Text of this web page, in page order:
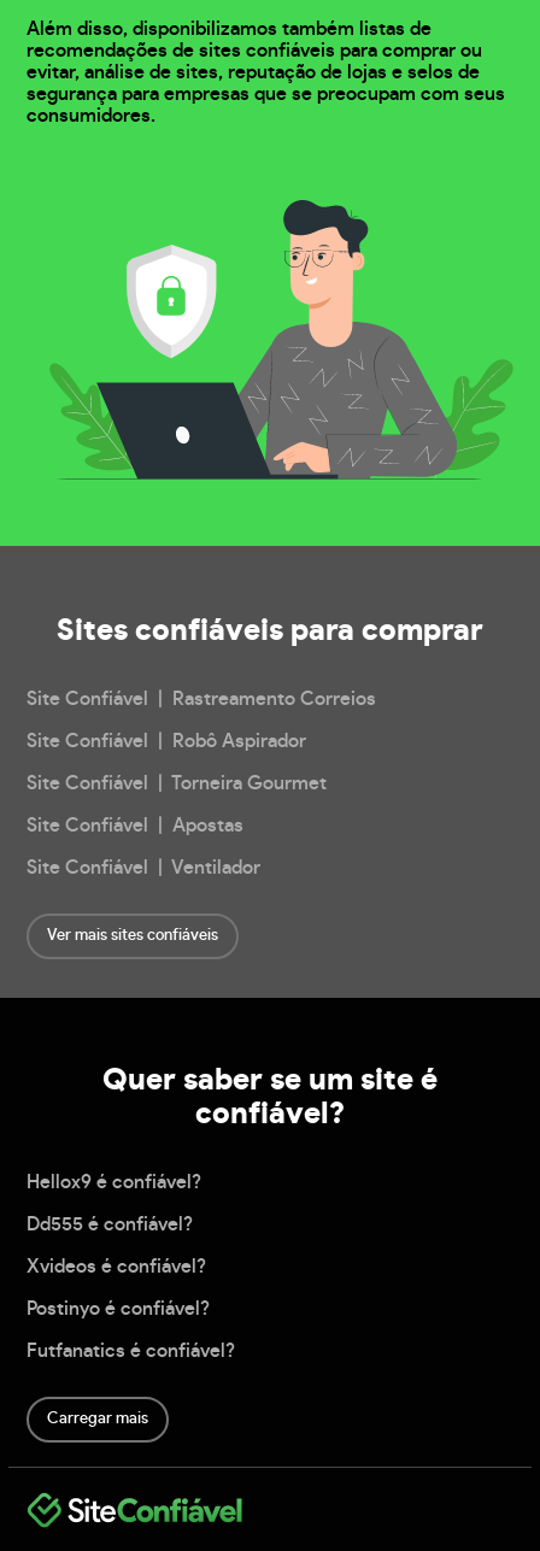
Além disso, disponibilizamos também listas de
recomendações de sites confiáveis para comprar ou
evitar, análise de sites, reputação de lojas e selos de
segurança para empresas que se preocupam com seus
consumidores.
Sites confiáveis para comprar
Site Confiável | Rastreamento Correios
Site Confiável | Robô Aspirador
Site Confiável | Torneira Gourmet
Site Confiável | Apostas
Site Confiável | Ventilador
Ver mais sites confiáveis
Quer saber se um site é
confiável?
Hellox9 é confiável?
Dd555 é confiável?
Xvideos é confiável?
Postinyo é confiável?
Futfanatics é confiável?
Carregar mais